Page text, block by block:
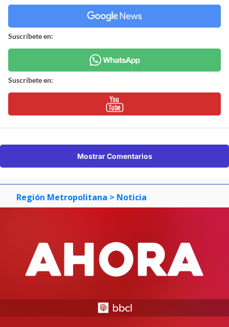
Suscríbete en:
Suscríbete en:
Mostrar Comentarios
Región Metropolitana > Noticia